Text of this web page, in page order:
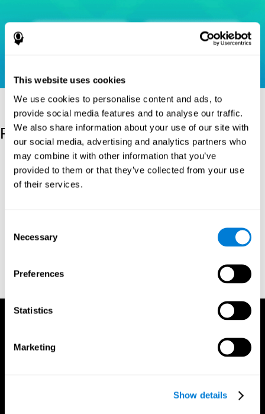
This website uses cookies
We use cookies to personalise content and ads, to
provide social media features and to analyse our traffic.
We also share information about your use of our site with
our social media, advertising and analytics partners who
may combine it with other information that you’ve
provided to them or that they’ve collected from your use
of their services.
Selection
Necessary
Preferences
Statistics
Marketing
Show details
Referanslar
Heaton, R.K. (1981). Wisconsin kart sıralama testi için bir
kılavuz. Batı Psikolojik Hizmetler.
Raven, J.C. (1936). Genetik çalışmalarda kullanılan zihinsel
Wechsler, D. (1997). WAIS-III: Wechsler Yetişkin Zeka Ölçeği -